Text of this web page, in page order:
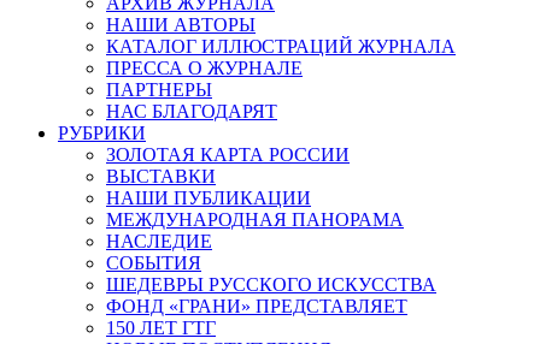
НАШИ АВТОРЫ
КАТАЛОГ ИЛЛЮСТРАЦИЙ ЖУРНАЛА
ПРЕССА О ЖУРНАЛЕ
ПАРТНЕРЫ
НАС БЛАГОДАРЯТ
РУБРИКИ
ЗОЛОТАЯ КАРТА РОССИИ
ВЫСТАВКИ
НАШИ ПУБЛИКАЦИИ
МЕЖДУНАРОДНАЯ ПАНОРАМА
НАСЛЕДИЕ
СОБЫТИЯ
ШЕДЕВРЫ РУССКОГО ИСКУССТВА
ФОНД «ГРАНИ» ПРЕДСТАВЛЯЕТ
150 ЛЕТ ГТГ